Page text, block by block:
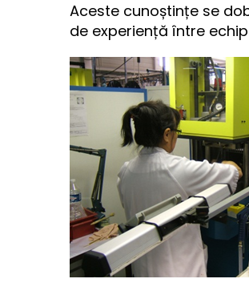
Aceste cunoștințe se
de experiență între